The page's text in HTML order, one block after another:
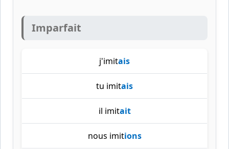
Imparfait
j'imitais
tu imitais
il imitait
nous imitions